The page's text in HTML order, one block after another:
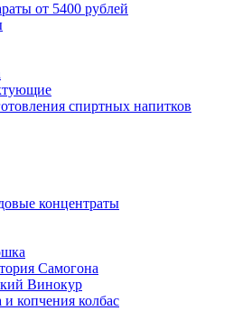
от 5400 рублей
спиртных напитков
концентраты
Самогона
Винокур
и копчения колбас